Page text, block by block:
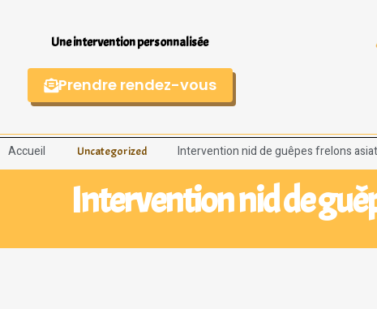
Une intervention personnalisée
Prendre rendez-vous
Accueil Uncategorized Intervention nid de guêpes frelons
Intervention nid de